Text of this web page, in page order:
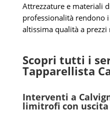
Attrezzature e materiali
professionalità rendono
altissima qualità a prezzi
Scopri tutti i
Tapparellista
Interventi a
limitrofi con